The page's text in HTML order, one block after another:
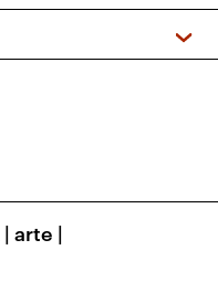
| arte |